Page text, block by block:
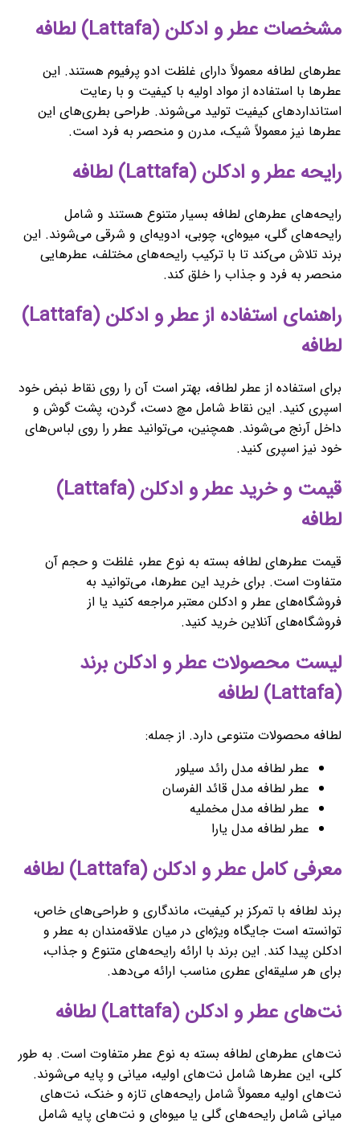
مشخصات عطر و ادکلن (Lattafa) لطافه
عطرهای لطافه معمولاً دارای غلظت ادو پرفیوم هستند. این
عطرها با استفاده از مواد اولیه با کیفیت و با رعایت
استانداردهای کیفیت تولید می‌شوند. طراحی بطری‌های این
عطرها نیز معمولاً شیک، مدرن و منحصر به فرد است.
رایحه عطر و ادکلن (Lattafa) لطافه
رایحه‌های عطرهای لطافه بسیار متنوع هستند و شامل
رایحه‌های گلی، میوه‌ای، چوبی، ادویه‌ای و شرقی می‌شوند. این
برند تلاش می‌کند تا با ترکیب رایحه‌های مختلف، عطرهایی
منحصر به فرد و جذاب را خلق کند.
راهنمای استفاده از عطر و ادکلن (Lattafa)
لطافه
برای استفاده از عطر لطافه، بهتر است آن را روی نقاط نبض خود
اسپری کنید. این نقاط شامل مچ دست، گردن، پشت گوش و
داخل آرنج می‌شوند. همچنین، می‌توانید عطر را روی لباس‌های
خود نیز اسپری کنید.
قیمت و خرید عطر و ادکلن (Lattafa)
لطافه
قیمت عطرهای لطافه بسته به نوع عطر، غلظت و حجم آن
متفاوت است. برای خرید این عطرها، می‌توانید به
فروشگاه‌های عطر و ادکلن معتبر مراجعه کنید یا از
فروشگاه‌های آنلاین خرید کنید.
لیست محصولات عطر و ادکلن برند
(Lattafa) لطافه
لطافه محصولات متنوعی دارد. از جمله:
عطر لطافه مدل رائد سیلور
عطر لطافه مدل قائد الفرسان
عطر لطافه مدل مخملیه
عطر لطافه مدل یارا
معرفی کامل عطر و ادکلن (Lattafa) لطافه
برند لطافه با تمرکز بر کیفیت، ماندگاری و طراحی‌های خاص،
توانسته است جایگاه ویژه‌ای در میان علاقه‌مندان به عطر و
ادکلن پیدا کند. این برند با ارائه رایحه‌های متنوع و جذاب،
برای هر سلیقه‌ای عطری مناسب ارائه می‌دهد.
نت‌های عطر و ادکلن (Lattafa) لطافه
نت‌های عطرهای لطافه بسته به نوع عطر متفاوت است. به طور
کلی، این عطرها شامل نت‌های اولیه، میانی و پایه می‌شوند.
نت‌های اولیه معمولاً شامل رایحه‌های تازه و خنک، نت‌های
میانی شامل رایحه‌های گلی یا میوه‌ای و نت‌های پایه شامل